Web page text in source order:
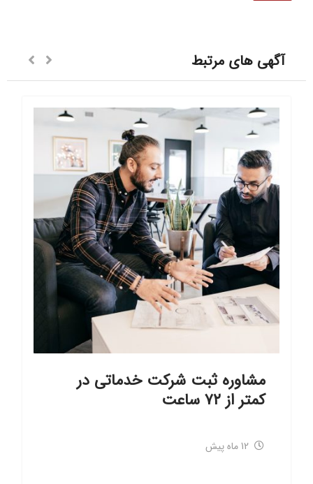
آگهی های مرتبط
مشاوره ثبت شرکت خدماتی در
کمتر از ۷۲ ساعت
12 ماه پیش